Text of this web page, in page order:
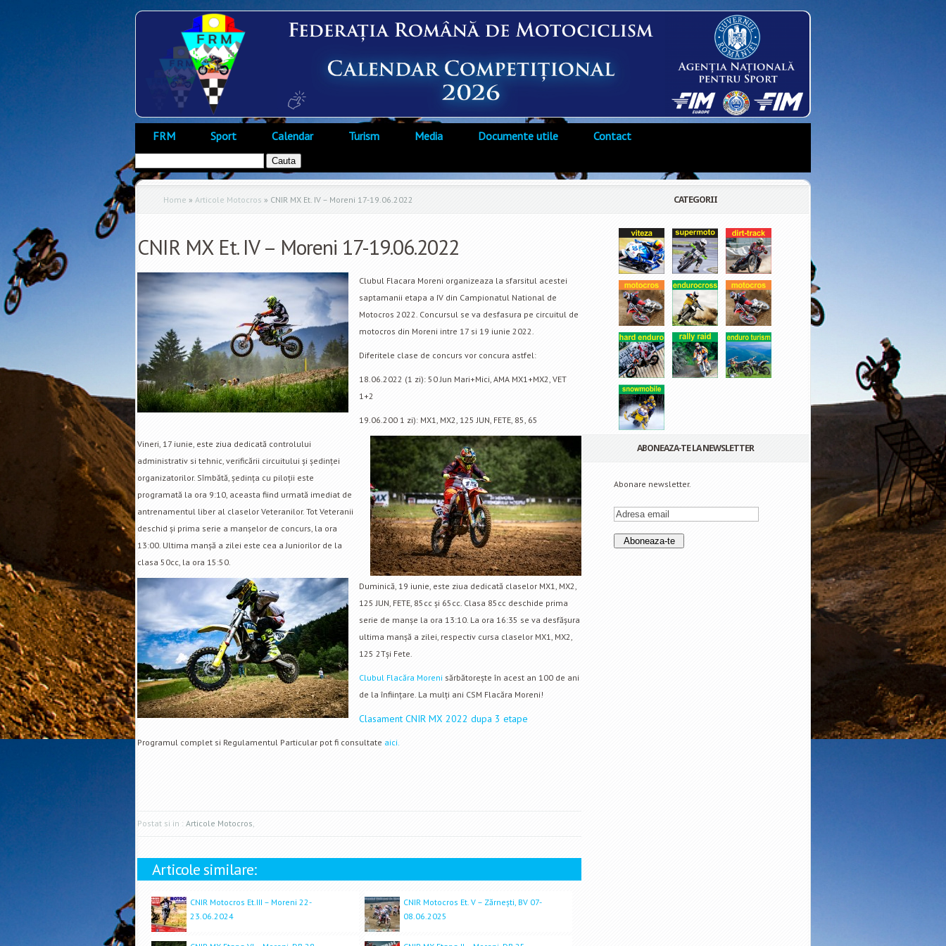
FRM Sport Calendar Turism Media Documente utile Contact
Home » Articole Motocros » CNIR MX Et. IV – Moreni 17-19.06.2022
CNIR MX Et. IV – Moreni 17-19.06.2022
Clubul Flacara Moreni organizeaza la sfarsitul acestei
saptamanii etapa a IV din Campionatul National de
Motocros 2022. Concursul se va desfasura pe circuitul de
motocros din Moreni intre 17 si 19 iunie 2022.
Diferitele clase de concurs vor concura astfel:
18.06.2022 (1 zi): 50 Jun Mari+Mici, AMA MX1+MX2, VET
1+2
19.06.200 1 zi): MX1, MX2, 125 JUN, FETE, 85, 65
Vineri, 17 iunie, este ziua dedicată controlului
administrativ si tehnic, verificării circuitului și ședinței
organizatorilor. Sîmbătă, ședința cu piloții este
programată la ora 9:10, aceasta fiind urmată imediat de
antrenamentul liber al claselor Veteranilor. Tot Veteranii
deschid și prima serie a manșelor de concurs, la ora
13:00. Ultima manșă a zilei este cea a Juniorilor de la
clasa 50cc, la ora 15:50.
Duminică, 19 iunie, este ziua dedicată claselor MX1, MX2,
125 JUN, FETE, 85cc și 65cc. Clasa 85cc deschide prima
serie de manșe la ora 13:10. La ora 16:35 se va desfășura
ultima manșă a zilei, respectiv cursa claselor MX1, MX2,
125 2Tși Fete.
Clubul Flacăra Moreni sărbătorește în acest an 100 de ani
de la înființare. La mulți ani CSM Flacăra Moreni!
Clasament CNIR MX 2022 dupa 3 etape
Programul complet si Regulamentul Particular pot fi consultate aici.
Postat si in : Articole Motocros,
Articole similare:
CNIR Motocros Et.III – Moreni 22-
23.06.2024
CNIR Motocros Et. V – Zărnești, BV 07-
08.06.2025
CATEGORII
ABONEAZA-TE LA NEWSLETTER
Abonare newsletter.